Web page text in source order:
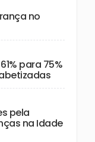
no
para 75%
pela
na Idade